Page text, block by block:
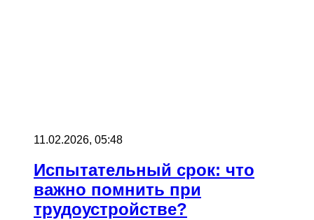
11.02.2026, 05:48
Испытательный срок: что
важно помнить при
трудоустройстве?